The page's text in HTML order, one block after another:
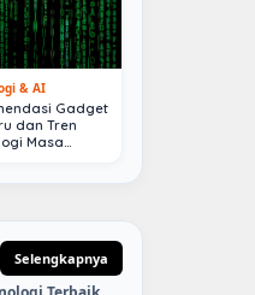
& AI
Gadget
dan Tren
Masa
Selengkapnya